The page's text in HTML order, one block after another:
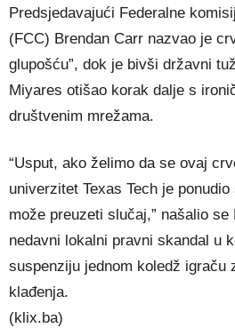
Predsjedavajući Federalne
(FCC) Brendan Carr nazvao je
glupošću”, dok je bivši državni
Miyares otišao korak dalje s
društvenim mrežama.
“Usput, ako želimo da se ovaj
univerzitet Texas Tech je
može preuzeti slučaj,” našalio
nedavni lokalni pravni skandal u
suspenziju jednom koledž igraču
klađenja.
(klix.ba)